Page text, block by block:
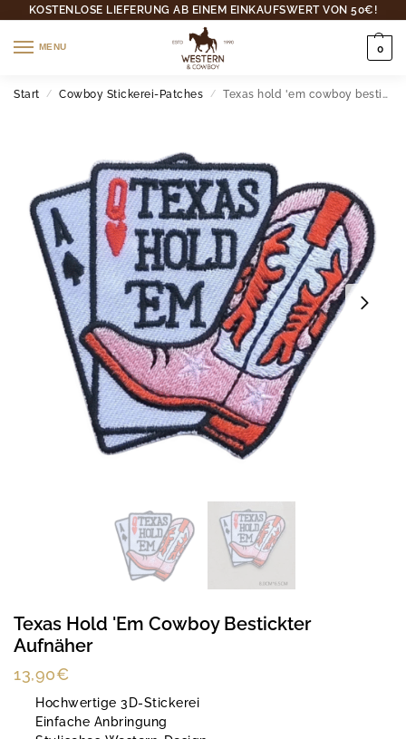
KOSTENLOSE LIEFERUNG AB EINEM EINKAUFSWERT VON 50€!
MENU 0
Start / Cowboy Stickerei-Patches / Texas hold 'em cowboy bestickter aufnäher
Texas Hold 'em Cowboy Bestickter
Aufnäher
13,90€
Hochwertige 3D-Stickerei
Einfache Anbringung